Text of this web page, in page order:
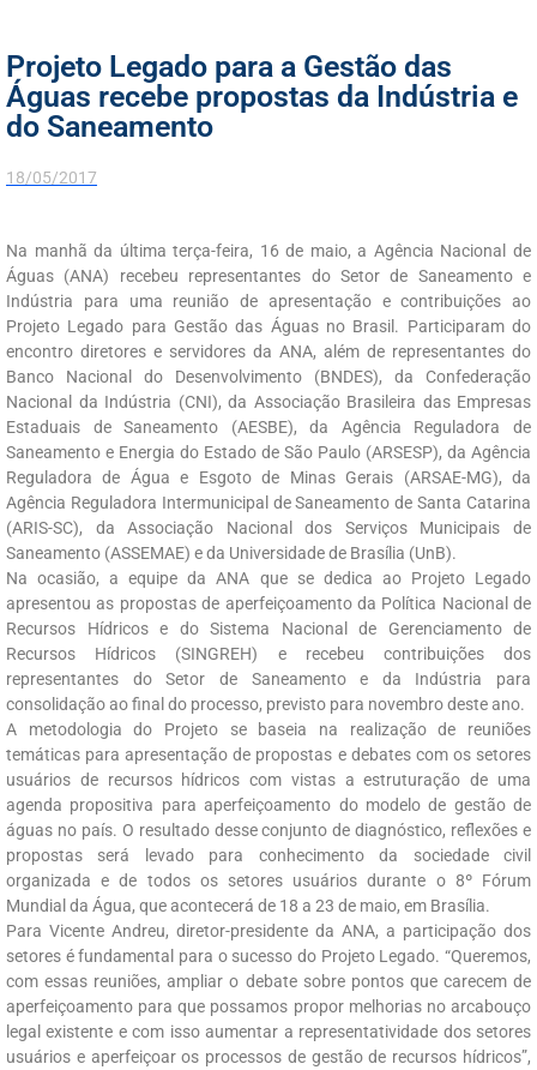
Projeto Legado para a Gestão das
Águas recebe propostas da Indústria e
do Saneamento
18/05/2017
Na manhã da última terça-feira, 16 de maio, a Agência Nacional de
Águas (ANA) recebeu representantes do Setor de Saneamento e
Indústria para uma reunião de apresentação e contribuições ao
Projeto Legado para Gestão das Águas no Brasil. Participaram do
encontro diretores e servidores da ANA, além de representantes do
Banco Nacional do Desenvolvimento (BNDES), da Confederação
Nacional da Indústria (CNI), da Associação Brasileira das Empresas
Estaduais de Saneamento (AESBE), da Agência Reguladora de
Saneamento e Energia do Estado de São Paulo (ARSESP), da Agência
Reguladora de Água e Esgoto de Minas Gerais (ARSAE-MG), da
Agência Reguladora Intermunicipal de Saneamento de Santa Catarina
(ARIS-SC), da Associação Nacional dos Serviços Municipais de
Saneamento (ASSEMAE) e da Universidade de Brasília (UnB).
Na ocasião, a equipe da ANA que se dedica ao Projeto Legado
apresentou as propostas de aperfeiçoamento da Política Nacional de
Recursos Hídricos e do Sistema Nacional de Gerenciamento de
Recursos Hídricos (SINGREH) e recebeu contribuições dos
representantes do Setor de Saneamento e da Indústria para
consolidação ao final do processo, previsto para novembro deste ano.
A metodologia do Projeto se baseia na realização de reuniões
temáticas para apresentação de propostas e debates com os setores
usuários de recursos hídricos com vistas a estruturação de uma
agenda propositiva para aperfeiçoamento do modelo de gestão de
águas no país. O resultado desse conjunto de diagnóstico, reflexões e
propostas será levado para conhecimento da sociedade civil
organizada e de todos os setores usuários durante o 8º Fórum
Mundial da Água, que acontecerá de 18 a 23 de maio, em Brasília.
Para Vicente Andreu, diretor-presidente da ANA, a participação dos
setores é fundamental para o sucesso do Projeto Legado. “Queremos,
com essas reuniões, ampliar o debate sobre pontos que carecem de
aperfeiçoamento para que possamos propor melhorias no arcabouço
legal existente e com isso aumentar a representatividade dos setores
usuários e aperfeiçoar os processos de gestão de recursos hídricos”,